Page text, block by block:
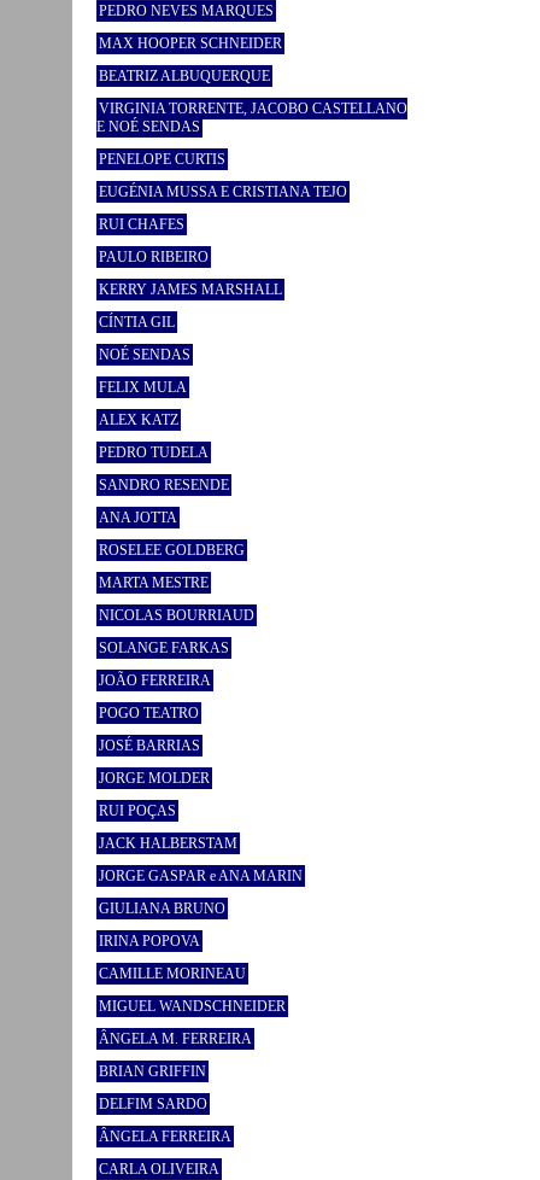
PEDRO NEVES MARQUES
MAX HOOPER SCHNEIDER
BEATRIZ ALBUQUERQUE
VIRGINIA TORRENTE, JACOBO CASTELLANO
E NOÉ SENDAS
PENELOPE CURTIS
EUGÉNIA MUSSA E CRISTIANA TEJO
RUI CHAFES
PAULO RIBEIRO
KERRY JAMES MARSHALL
CÍNTIA GIL
NOÉ SENDAS
FELIX MULA
ALEX KATZ
PEDRO TUDELA
SANDRO RESENDE
ANA JOTTA
ROSELEE GOLDBERG
MARTA MESTRE
NICOLAS BOURRIAUD
SOLANGE FARKAS
JOÃO FERREIRA
POGO TEATRO
JOSÉ BARRIAS
JORGE MOLDER
RUI POÇAS
JACK HALBERSTAM
JORGE GASPAR e ANA MARIN
GIULIANA BRUNO
IRINA POPOVA
CAMILLE MORINEAU
MIGUEL WANDSCHNEIDER
ÂNGELA M. FERREIRA
BRIAN GRIFFIN
DELFIM SARDO
ÂNGELA FERREIRA
CARLA OLIVEIRA